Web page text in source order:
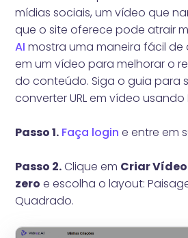
mídias sociais, um vídeo que
que o site oferece pode atrair
AI mostra uma maneira fácil de
em um vídeo para melhorar o
do conteúdo. Siga o guia para
converter URL em vídeo usando
Passo 1. Faça login e entre em
Passo 2.Clique em Criar Vídeo
zero e escolha o layout:
Quadrado.